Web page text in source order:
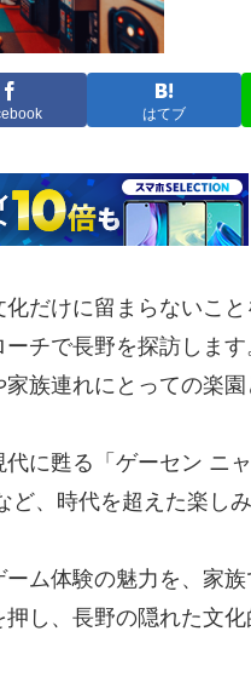
はてブ
だけに留まらないこと
チで長野を探訪します
族連れにとっての楽
に甦る「ゲーセン ニ
ど、時代を超えた楽し
ム体験の魅力を、家
し、長野の隠れた文化